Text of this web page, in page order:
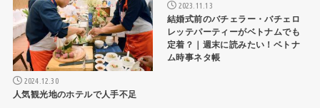
2024.12.30
人気観光地のホテルで人手不足
2023.11.13
結婚式前のバチェラー・バチェロ
レッテパーティーがベトナムでも
定着？｜週末に読みたい！ベトナ
ム時事ネタ帳